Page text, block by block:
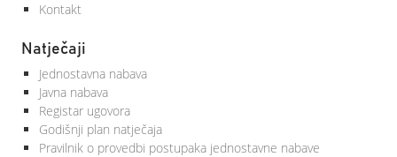
Kontakt
Natječaji
Jednostavna nabava
Javna nabava
Registar ugovora
Godišnji plan natječaja
Pravilnik o provedbi postupaka jednostavne nabave